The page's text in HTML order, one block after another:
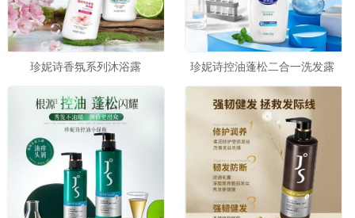
珍妮诗香氛系列沐浴露 珍妮诗控油蓬松二合一洗发露